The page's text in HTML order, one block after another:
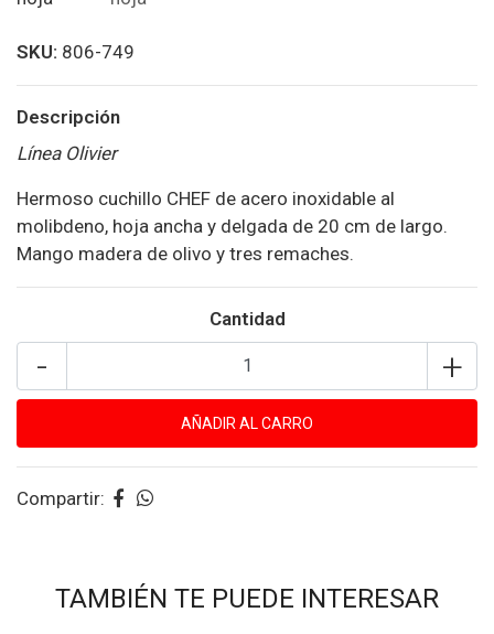
SKU: 806-749
Descripción
Línea Olivier
Hermoso cuchillo CHEF de acero inoxidable al
molibdeno, hoja ancha y delgada de 20 cm de largo.
Mango madera de olivo y tres remaches.
Cantidad
+
-
Compartir:
TAMBIÉN TE PUEDE INTERESAR